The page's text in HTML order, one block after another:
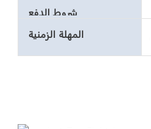
شروط الدفع
المهلة الزمنية